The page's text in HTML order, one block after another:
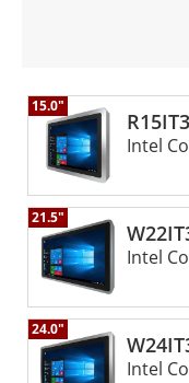
15.0"
Intel
21.5"
Intel
24.0"
Intel